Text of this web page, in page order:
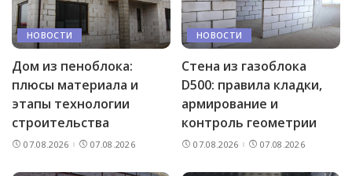
НОВОСТИ
Дом из пеноблока:
плюсы материала и
этапы технологии
строительства
07.08.2026 07.08.2026
НОВОСТИ
Стена из газоблока
D500: правила кладки,
армирование и
контроль геометрии
07.08.2026 07.08.2026